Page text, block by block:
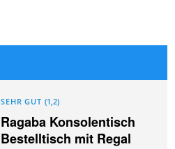
SEHR GUT (1,2)
Ragaba Konsolentisch
Bestelltisch mit Regal